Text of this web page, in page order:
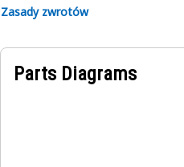
Zasady zwrotów
Parts Diagrams